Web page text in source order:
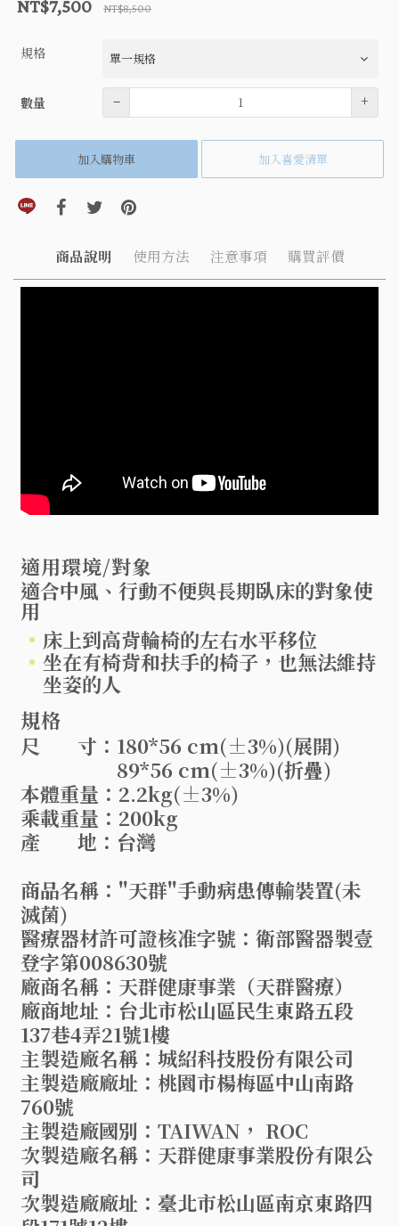
NT$7,500 NT$8,500
規格
數量 數量– +
加入購物車 加入喜愛清單
分享到line(另開視窗)
分享到facebook(另開視窗)
分享到twitter(另開視窗)
分享到pinterest(另開視窗)
商品說明 使用方法 注意事項 購買評價
適用環境/對象
適合中風、行動不便與長期臥床的對象使
用
床上到高背輪椅的左右水平移位
坐在有椅背和扶手的椅子，也無法維持
坐姿的人
規格
尺 寸：180*56 cm(±3%)(展開)
89*56 cm(±3%)(折疊)
本體重量：2.2kg(±3%)
乘載重量：200kg
產 地：台灣
商品名稱："天群"手動病患傳輸裝置(未
滅菌)
醫療器材許可證核准字號：衛部醫器製壹
登字第008630號
廠商名稱：天群健康事業（天群醫療）
廠商地址：台北市松山區民生東路五段
137巷4弄21號1樓
主製造廠名稱：城紹科技股份有限公司
主製造廠廠址：桃園市楊梅區中山南路
760號
主製造廠國別：TAIWAN， ROC
次製造廠名稱：天群健康事業股份有限公
司
次製造廠廠址：臺北市松山區南京東路四